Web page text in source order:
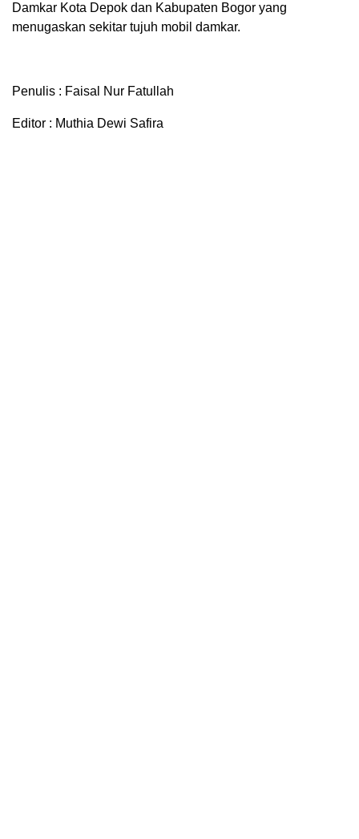
Damkar Kota Depok dan Kabupaten Bogor yang
menugaskan sekitar tujuh mobil damkar.
Penulis : Faisal Nur Fatullah
Editor : Muthia Dewi Safira